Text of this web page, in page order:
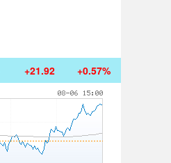
+21.92 +0.57%